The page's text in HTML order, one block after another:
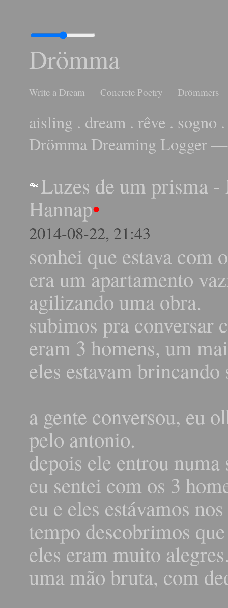
Drömma
Write a Dream Concrete Poetry Drömmers
aisling . dream . rêve . sogno
Drömma Dreaming Logger
Luzes de um prisma
Hannap•
2014-08-22, 21:43
sonhei que estava
era um apartamento
agilizando uma obra.
subimos pra conversar
eram 3 homens, um
eles estavam
a gente conversou, eu
pelo antonio.
depois ele entrou
eu sentei com os 3
eu e eles estávamos
tempo descobrimos
eles eram muito
uma mão bruta, com